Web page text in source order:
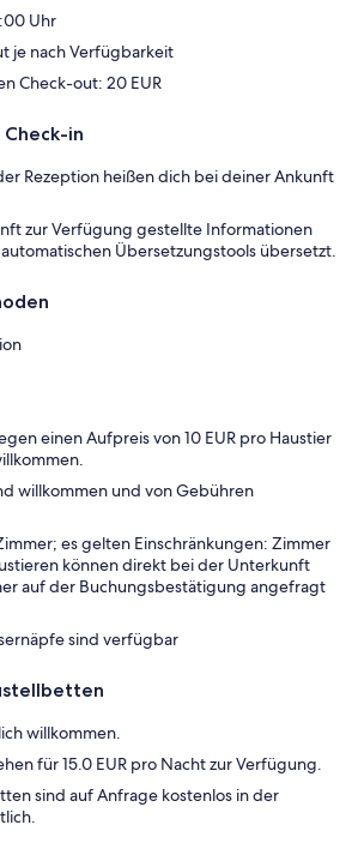
Uhr
je nach Verfügbarkeit
Check-out: 20 EUR
Check-in
Rezeption heißen dich bei deiner Ankunft
zur Verfügung gestellte Informationen
Übersetzungstools übersetzt.
einen Aufpreis von 10 EUR pro Haustier
willkommen und von Gebühren
es gelten Einschränkungen: Zimmer
können direkt bei der Unterkunft
auf der Buchungsbestätigung angefragt
sind verfügbar
willkommen.
für 15.0 EUR pro Nacht zur Verfügung.
sind auf Anfrage kostenlos in der